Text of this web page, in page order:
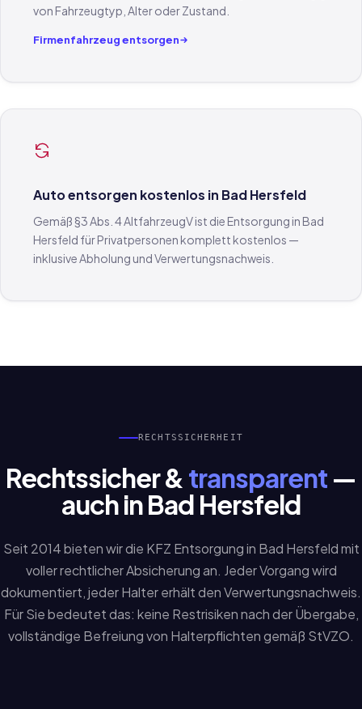
von Fahrzeugtyp, Alter oder Zustand.
Firmenfahrzeug entsorgen
Auto entsorgen kostenlos in Bad Hersfeld
Gemäß §3 Abs. 4 AltfahrzeugV ist die Entsorgung in Bad
Hersfeld für Privatpersonen komplett kostenlos —
inklusive Abholung und Verwertungsnachweis.
RECHTSSICHERHEIT
Rechtssicher & transparent—
auch in Bad Hersfeld
Seit 2014 bieten wir die KFZ Entsorgung in Bad Hersfeld mit
voller rechtlicher Absicherung an. Jeder Vorgang wird
dokumentiert, jeder Halter erhält den Verwertungsnachweis.
Für Sie bedeutet das: keine Restrisiken nach der Übergabe,
vollständige Befreiung von Halterpflichten gemäß StVZO.